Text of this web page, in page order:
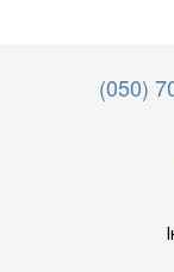
(050)